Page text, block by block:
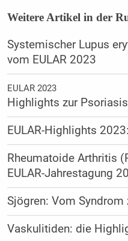
Weitere Artikel in der
Systemischer Lupus
vom EULAR 2023
EULAR 2023
Highlights zur
EULAR-Highlights
Rheumatoide Arthritis
EULAR-Jahrestagung
Sjögren: Vom Syndrom
Vaskulitiden: die